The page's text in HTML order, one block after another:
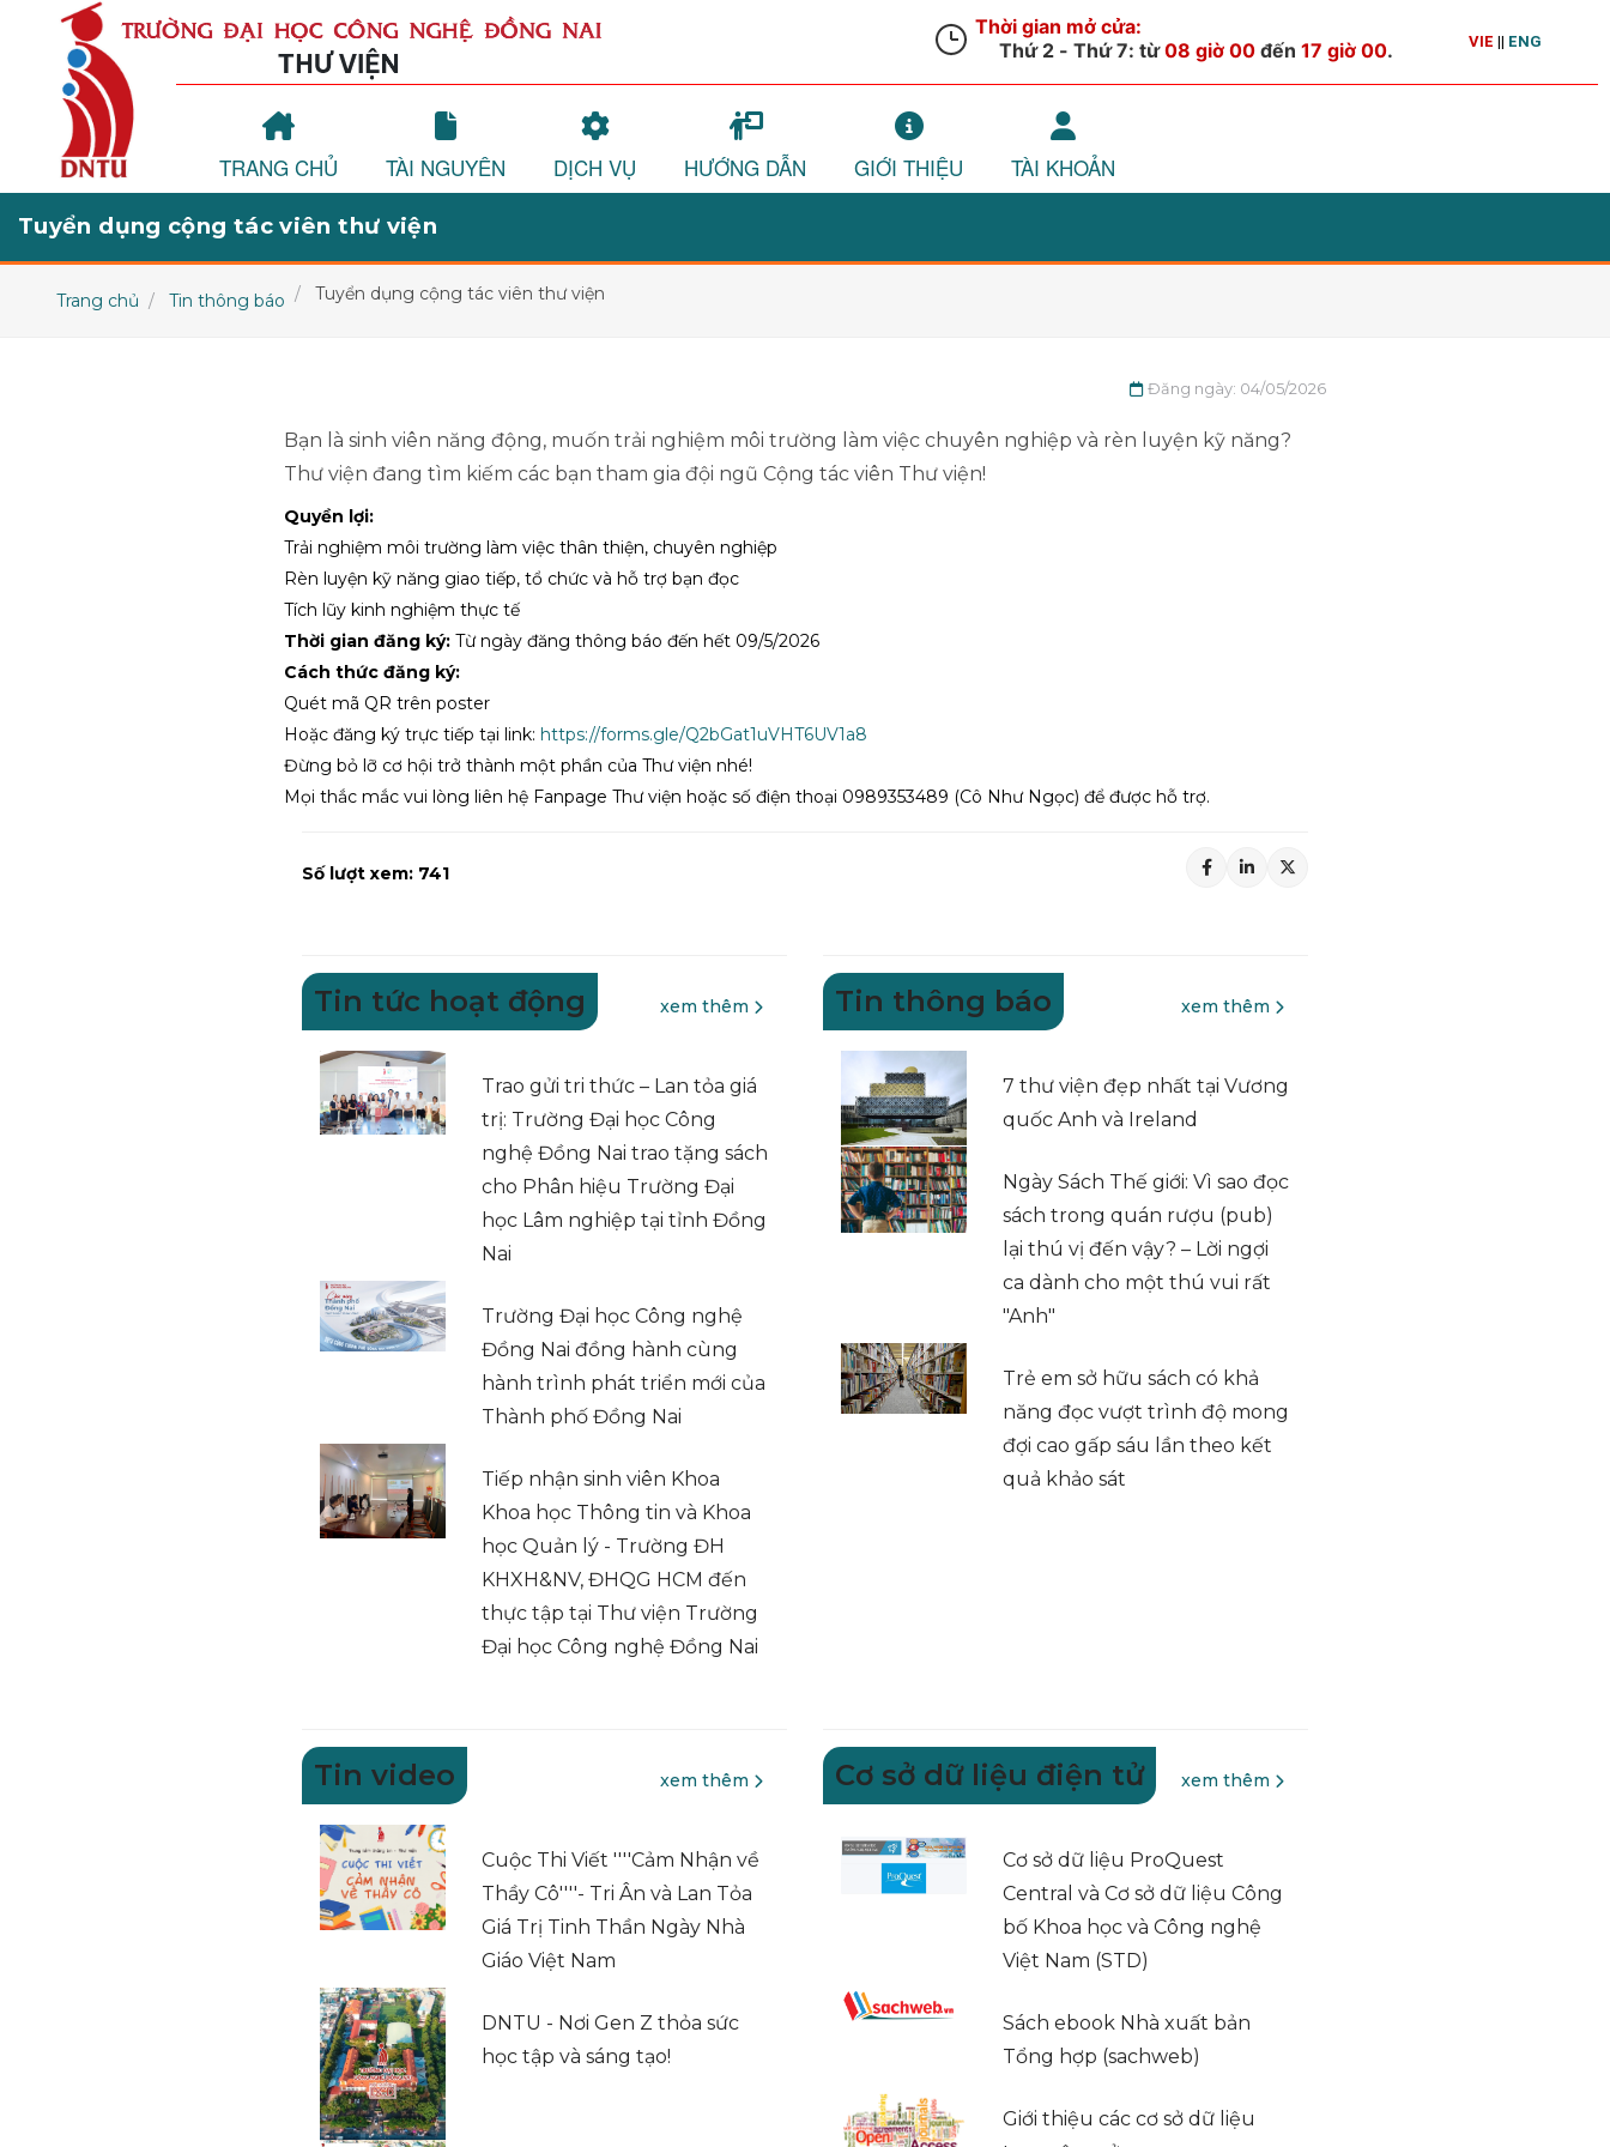
VIE || ENG
TRANG CHỦ TÀI NGUYÊN DỊCH VỤ HƯỚNG DẪN GIỚI THIỆU TÀI KHOẢN
Tuyển dụng cộng tác viên thư viện
Trang chủ Tin thông báo Tuyển dụng cộng tác viên thư viện
Đăng ngày: 04/05/2026
Bạn là sinh viên năng động, muốn trải nghiệm môi trường làm việc chuyên nghiệp và rèn luyện kỹ năng?
Thư viện đang tìm kiếm các bạn tham gia đội ngũ Cộng tác viên Thư viện!
Quyền lợi:
Trải nghiệm môi trường làm việc thân thiện, chuyên nghiệp
Rèn luyện kỹ năng giao tiếp, tổ chức và hỗ trợ bạn đọc
Tích lũy kinh nghiệm thực tế
Thời gian đăng ký: Từ ngày đăng thông báo đến hết 09/5/2026
Cách thức đăng ký:
Quét mã QR trên poster
Hoặc đăng ký trực tiếp tại link: https://forms.gle/Q2bGat1uVHT6UV1a8
Đừng bỏ lỡ cơ hội trở thành một phần của Thư viện nhé!
Mọi thắc mắc vui lòng liên hệ Fanpage Thư viện hoặc số điện thoại 0989353489 (Cô Như Ngọc) để được hỗ trợ.
Số lượt xem: 741
Tin tức hoạt động xem thêm
Trao gửi tri thức – Lan tỏa giá
trị: Trường Đại học Công
nghệ Đồng Nai trao tặng sách
cho Phân hiệu Trường Đại
học Lâm nghiệp tại tỉnh Đồng
Nai
Trường Đại học Công nghệ
Đồng Nai đồng hành cùng
hành trình phát triển mới của
Thành phố Đồng Nai
Tiếp nhận sinh viên Khoa
Khoa học Thông tin và Khoa
học Quản lý - Trường ĐH
KHXH&NV, ĐHQG HCM đến
thực tập tại Thư viện Trường
Đại học Công nghệ Đồng Nai
Tin thông báo xem thêm
7 thư viện đẹp nhất tại Vương
quốc Anh và Ireland
Ngày Sách Thế giới: Vì sao đọc
sách trong quán rượu (pub)
lại thú vị đến vậy? – Lời ngợi
ca dành cho một thú vui rất
"Anh"
Trẻ em sở hữu sách có khả
năng đọc vượt trình độ mong
đợi cao gấp sáu lần theo kết
quả khảo sát
Tin video xem thêm
Cuộc Thi Viết ''''Cảm Nhận về
Thầy Cô''''- Tri Ân và Lan Tỏa
Giá Trị Tinh Thần Ngày Nhà
Giáo Việt Nam
DNTU - Nơi Gen Z thỏa sức
học tập và sáng tạo!
Cơ sở dữ liệu điện tử xem thêm
Cơ sở dữ liệu ProQuest
Central và Cơ sở dữ liệu Công
bố Khoa học và Công nghệ
Việt Nam (STD)
Sách ebook Nhà xuất bản
Tổng hợp (sachweb)
Giới thiệu các cơ sở dữ liệu